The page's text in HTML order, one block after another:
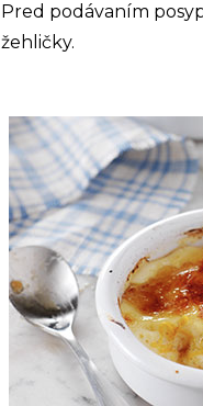
Pred podávaním
žehličky.